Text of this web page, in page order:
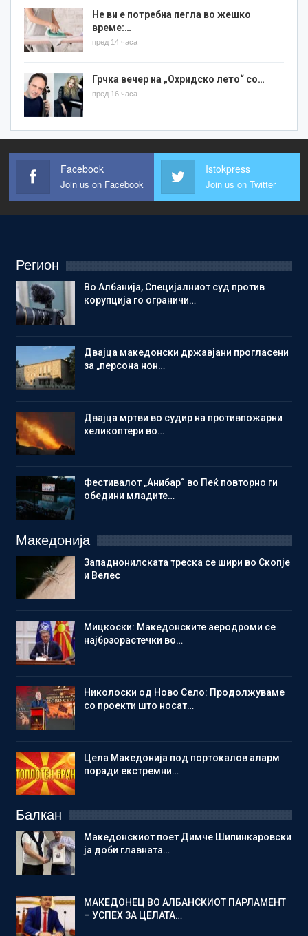
Не ви е потребна пегла во жешко
време:…
пред 14 часа
Грчка вечер на „Охридско лето“ со…
пред 16 часа
Facebook
Join us on Facebook
Istokpress
Join us on Twitter
Регион
Во Албанија, Специјалниот суд против
корупција го ограничи…
Двајца македонски државјани прогласени
за „персона нон…
Двајца мртви во судир на противпожарни
хеликоптери во…
Фестивалот „Анибар“ во Пеќ повторно ги
обедини младите…
Македонија
Западнонилската треска се шири во Скопје
и Велес
Мицкоски: Македонските аеродроми се
најбрзорастечки во…
Николоски од Ново Село: Продолжуваме
со проекти што носат…
Цела Македонија под портокалов аларм
поради екстремни…
Балкан
Македонскиот поет Димче Шипинкаровски
ја доби главната…
МАКЕДОНЕЦ ВО АЛБАНСКИОТ ПАРЛАМЕНТ
– УСПЕХ ЗА ЦЕЛАТА…